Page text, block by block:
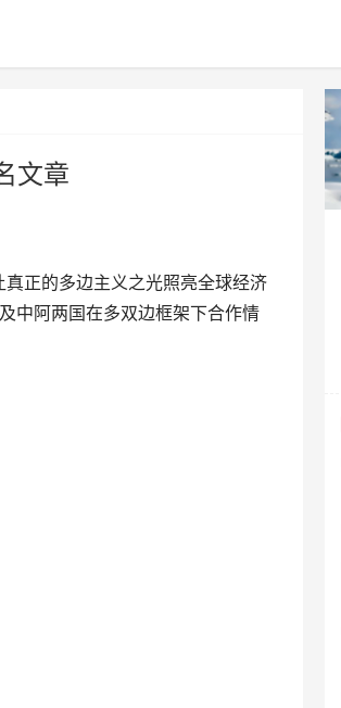
文章
正的多边主义之光照亮全球经济
中阿两国在多双边框架下合作情